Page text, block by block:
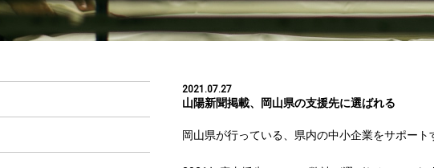
2021.07.27
山陽新聞掲載、岡山県の支援先に選ばれる
岡山県が行っている、県内の中小企業をサポート